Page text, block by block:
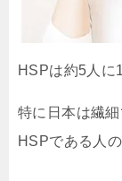
HSPは約5人に
特に日本は繊
HSPである人